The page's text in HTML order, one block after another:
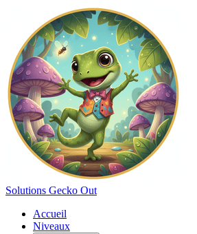
Solutions Gecko Out
Accueil
Niveaux